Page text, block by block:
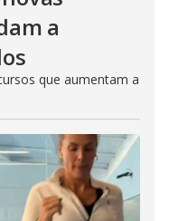
a
que aumentam a